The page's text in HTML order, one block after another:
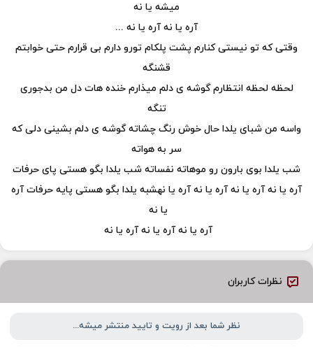
میشه یا نه
آره یا نه آره یا نه ...
وقتی که تو نیستی کنارم پشت پلکام تورو دارم بی قرارم حتی خوابتم
قشنگه
لحظه لحظه انتظارم گوشه ی دلم میذارم خنده هات دل من بدجوری
تنگه
واسه من شبای یلدا حال خوش رنگ چشاته گوشه ی دلم بشینی دلی که
سر به هواته
شب یلدا بوی بارون رو موهاته نفساته شب یلدا بگو هستی پای حرفات
آره یا نه آره یا نه آره یا نه آره یا نهشبه یلدا بگو هستی پایه حرفات آره
یا نه
آره یا نه آره یا نه آره یا نه
نظرات کاربران
نظر شما بعد از رویت و تایید منتشر میشه...